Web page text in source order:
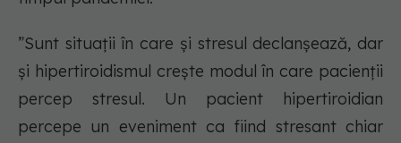
”Sunt situații în care și stresul declanșează, dar
și hipertiroidismul crește modul în care pacienții
percep stresul. Un pacient hipertiroidian
percepe un eveniment ca fiind stresant chiar